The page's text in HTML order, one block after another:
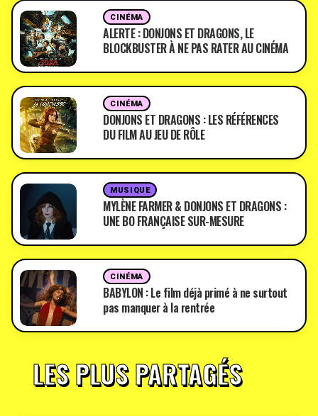
CINÉMA
ALERTE : DONJONS ET DRAGONS, LE
BLOCKBUSTER À NE PAS RATER AU CINÉMA
CINÉMA
DONJONS ET DRAGONS : LES RÉFÉRENCES
DU FILM AU JEU DE RÔLE
MUSIQUE
MYLÈNE FARMER & DONJONS ET DRAGONS :
UNE BO FRANÇAISE SUR-MESURE
CINÉMA
BABYLON : Le film déjà primé à ne surtout
pas manquer à la rentrée
LES PLUS PARTAGÉS